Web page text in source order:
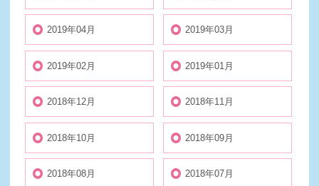
2019年04月 2019年03月
2019年02月 2019年01月
2018年12月 2018年11月
2018年10月 2018年09月
2018年08月 2018年07月